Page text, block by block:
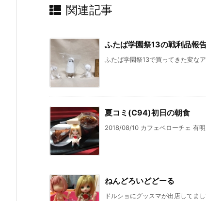
関連記事
ふたば学園祭13の戦利品報
ふたば学園祭13で買ってきた変な
夏コミ(C94)初日の朝食
2018/08/10 カフェベローチェ 有
ねんどろいどどーる
ドルショにグッスマが出店してま